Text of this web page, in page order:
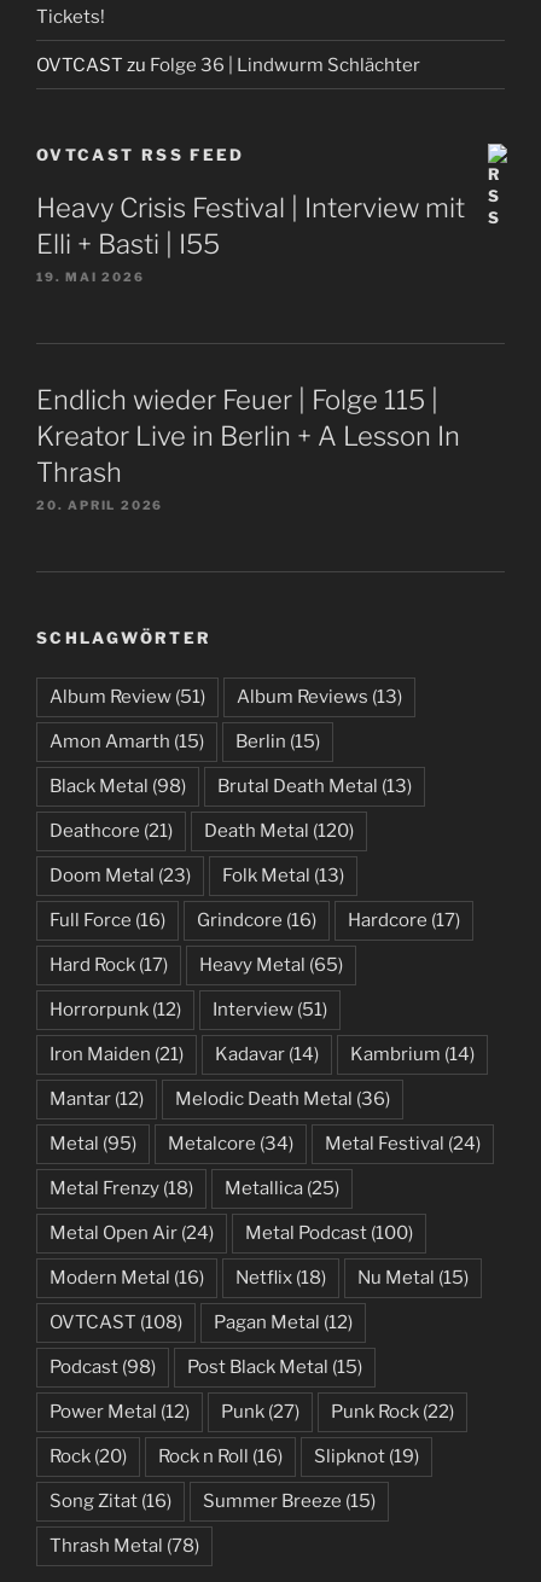
Tickets!
OVTCAST zu Folge 36 | Lindwurm Schlächter
OVTCAST RSS FEED
Heavy Crisis Festival | Interview mit
Elli + Basti | I55
19. MAI 2026
Endlich wieder Feuer | Folge 115 |
Kreator Live in Berlin + A Lesson In
Thrash
20. APRIL 2026
SCHLAGWÖRTER
Album Review (51) Album Reviews (13)
Amon Amarth (15) Berlin (15)
Black Metal (98) Brutal Death Metal (13)
Deathcore (21) Death Metal (120)
Doom Metal (23) Folk Metal (13)
Full Force (16) Grindcore (16) Hardcore (17)
Hard Rock (17) Heavy Metal (65)
Horrorpunk (12) Interview (51)
Iron Maiden (21) Kadavar (14) Kambrium (14)
Mantar (12) Melodic Death Metal (36)
Metal (95) Metalcore (34) Metal Festival (24)
Metal Frenzy (18) Metallica (25)
Metal Open Air (24) Metal Podcast (100)
Modern Metal (16) Netflix (18) Nu Metal (15)
OVTCAST (108) Pagan Metal (12)
Podcast (98) Post Black Metal (15)
Power Metal (12) Punk (27) Punk Rock (22)
Rock (20) Rock n Roll (16) Slipknot (19)
Song Zitat (16) Summer Breeze (15)
Thrash Metal (78)